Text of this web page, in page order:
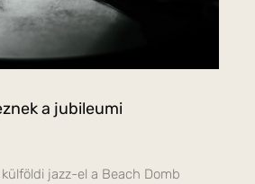
a jubileumi
jazz-el a Beach Domb